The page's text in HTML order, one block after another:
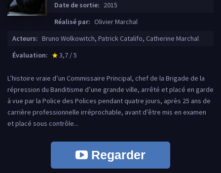
Date de sortie: 2015
Réalisé par: Olivier Marchal
Acteurs: Bruno Wolkowitch, Patrick Catalifo, Catherine Marchal
Évaluation:
star_rate
3,7 / 5
L’histoire vraie d’un Commissaire Principal, chef de la Brigade de la
répression du Banditisme d’une grande ville, arrêté et placé en garde
à vue par la Police des Polices pendant quatre jours, après 25 ans de
carrière professionnelle irréprochable, avant d’être mis en examen
et placé sous contrôle...
Regarder